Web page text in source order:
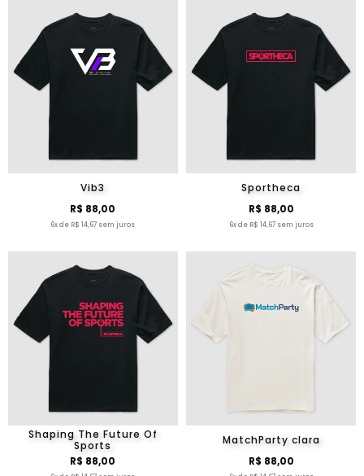
Vib3
R$ 88,00
6x de R$ 14,67 sem juros
Sportheca
R$ 88,00
6x de R$ 14,67 sem juros
Shaping The Future Of
Sports
R$ 88,00
MatchParty clara
R$ 88,00